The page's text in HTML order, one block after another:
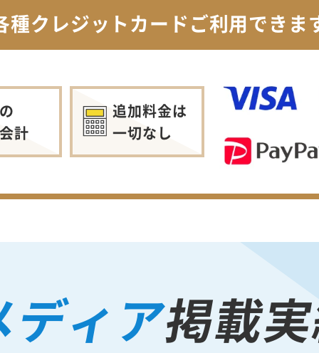
種クレジットカードご利用できま
計
追加料金は
一切なし
ディア掲載